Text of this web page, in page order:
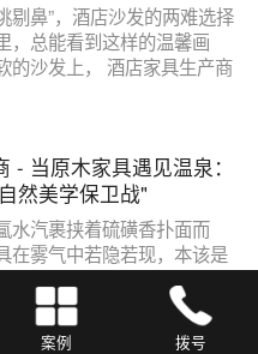
剔鼻”，酒店沙发的两难选择
，总能看到这样的温馨画
的沙发上， 酒店家具生产商
- 当原木家具遇见温泉：
然美学保卫战"
水汽裹挟着硫磺香扑面而
在雾气中若隐若现，本该是
画面。可三个月后，柜门开
冒...
案例 拨号